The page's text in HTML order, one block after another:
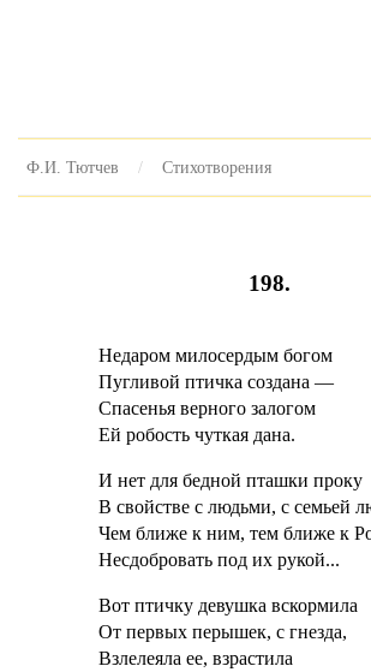
Ф.И. Тютчев Стихотворения
198.
Недаром милосердым богом
Пугливой птичка создана —
Спасенья верного залогом
Ей робость чуткая дана.
И нет для бедной пташки проку
В свойстве с людьми, с семьей
Чем ближе к ним, тем ближе к
Несдобровать под их рукой...
Вот птичку девушка вскормила
От первых перышек, с гнезда,
Взлелеяла ее, взрастила